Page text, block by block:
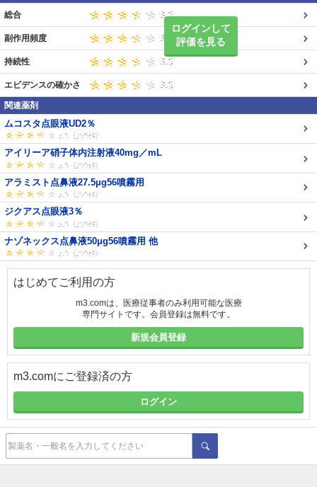
ログインして
評価を見る
総合
副作用頻度
持続性
エビデンスの確かさ
関連薬剤
ムコスタ点眼液UD2％
アイリーア硝子体内注射液40mg／mL
アラミスト点鼻液27.5μg56噴霧用
ジクアス点眼液3％
ナゾネックス点鼻液50μg56噴霧用 他
はじめてご利用の方
m3.comは、医療従事者のみ利用可能な医療
専門サイトです。会員登録は無料です。
新規会員登録
m3.comにご登録済の方
ログイン